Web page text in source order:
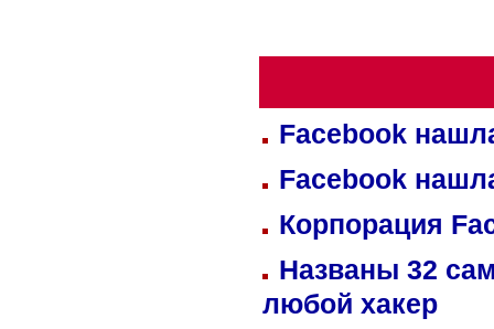
Facebook
Facebook
Корпорация
Названы 32
любой хакер